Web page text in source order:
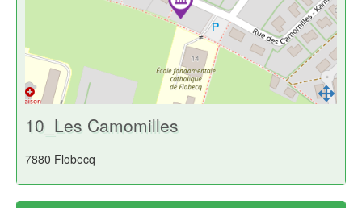
10_Les Camomilles
7880 Flobecq